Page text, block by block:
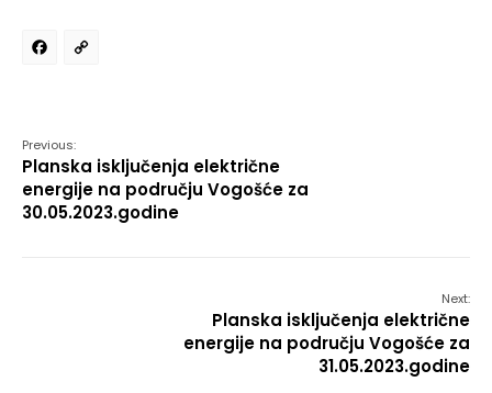
Facebook
Previous:
Planska isključenja električne
energije na području Vogošće za
30.05.2023.godine
Next:
Planska isključenja električne
energije na području Vogošće za
31.05.2023.godine